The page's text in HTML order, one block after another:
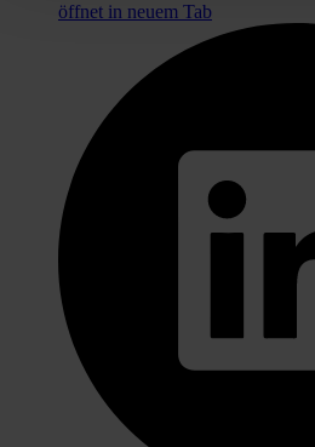
öffnet in neuem Tab